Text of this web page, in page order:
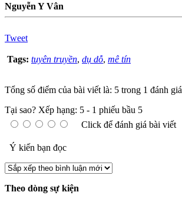
Nguyễn Y Vân
Tweet
Tags: tuyên truyền, dụ dỗ, mê tín
Tổng số điểm của bài viết là: 5 trong 1 đánh giá
Tại sao? Xếp hạng: 5 - 1 phiếu bầu 5
Click để đánh giá bài viết
Ý kiến bạn đọc
Theo dòng sự kiện